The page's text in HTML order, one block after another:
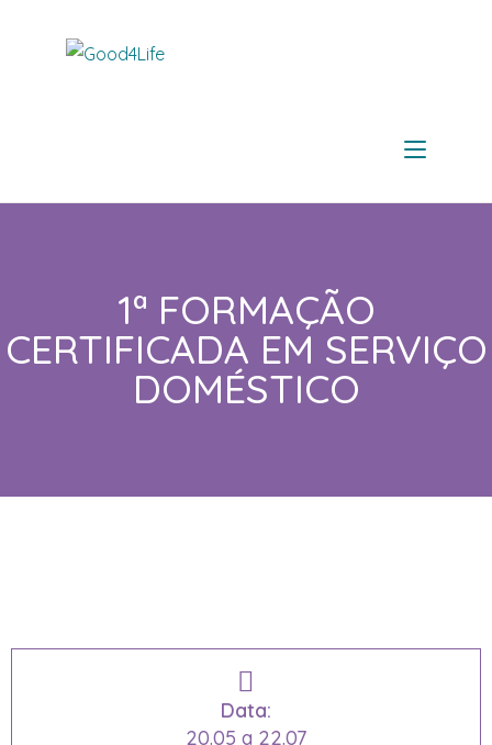
1ª FORMAÇÃO
CERTIFICADA EM SERVIÇO
DOMÉSTICO
Data:
20.05 a 22.07